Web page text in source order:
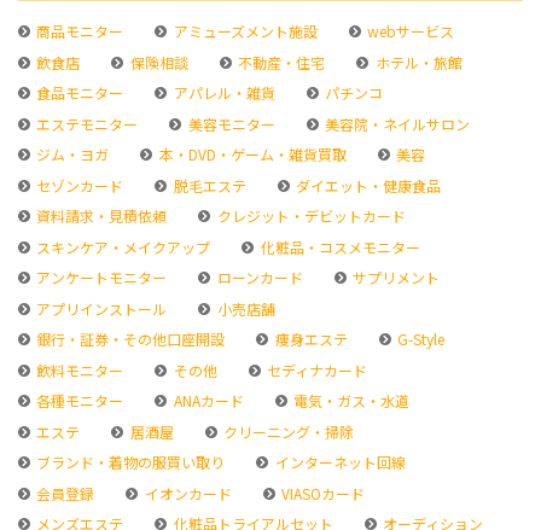
商品モニター アミューズメント施設
webサービス
飲食店
保険相談 不動産・住宅
ホテル・旅館
食品モニター
アパレル・雑貨
パチンコ
エステモニター
美容モニター
美容院・ネイルサロン
ジム・ヨガ
本・DVD・ゲーム・雑貨買取
美容
セゾンカード
脱毛エステ
ダイエット・健康食品
資料請求・見積依頼
クレジット・デビットカード
スキンケア・メイクアップ
化粧品・コスメモニター
アンケートモニター
ローンカード
サプリメント
アプリインストール
小売店舗
銀行・証券・その他口座開設
痩身エステ
G-Style
飲料モニター
その他
セディナカード
各種モニター
ANAカード
電気・ガス・水道
エステ
居酒屋
クリーニング・掃除
ブランド・着物の服買い取り
インターネット回線
会員登録
イオンカード
VIASOカード
メンズエステ
化粧品トライアルセット
オーディション